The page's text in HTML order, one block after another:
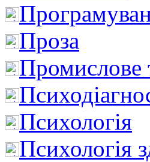
Проза
Промислове
Психологія
Психологія